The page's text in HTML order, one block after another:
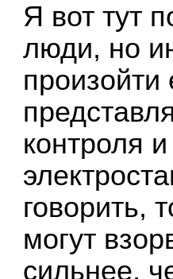
Я вот тут
люди, но
контроля
говорить,
могут
сильнее,